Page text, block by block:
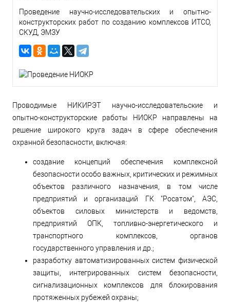
Проведение научно-исследовательских и опытно-
конструкторских работ по созданию комплексов ИТСО,
СКУД, ЭМЗУ
Проводимые НИКИРЭТ научно-исследовательские и
опытно-конструкторские работы НИОКР направлены на
решение широкого круга задач в сфере обеспечения
охранной безопасности, включая:
создание концепций обеспечения комплексной
безопасности особо важных, критических и режимных
объектов различного назначения, в том числе
предприятий и организаций ГК "Росатом", АЭС,
объектов силовых министерств и ведомств,
предприятий ОПК, топливно-энергетического и
транспортного комплексов, органов
государственного управления и др.;
разработку автоматизированных систем физической
защиты, интегрированных систем безопасности,
сигнализационных комплексов для блокирования
протяженных рубежей охраны;